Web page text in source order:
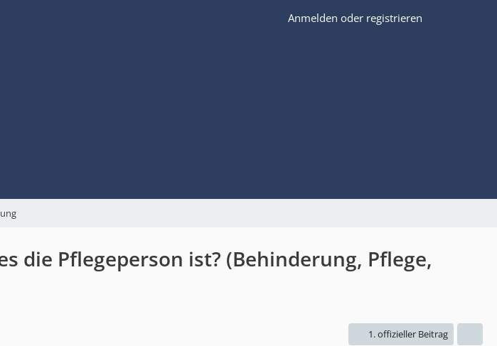
Anmelden oder registrieren
die Pflegeperson ist? (Behinderung, Pflege,
1. offizieller Beitrag